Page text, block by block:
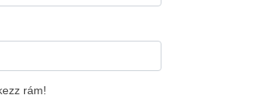
rám!